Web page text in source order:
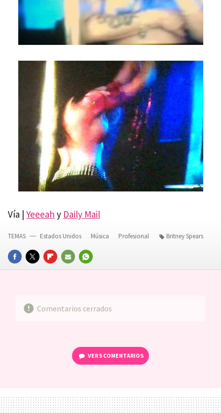
Vía | Yeeeah y Daily Mail
FACEBOOKTWITTERFLIPBOARD
E-
WHATSAPP
TEMAS Estados Unidos Música Profesional Britney Spears
Comentarios cerrados
VER5 COMENTARIOS